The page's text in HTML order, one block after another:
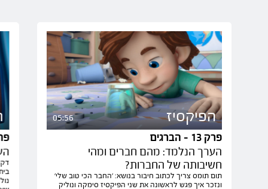
הפיקסיז 05:56
פרק 13 - הברגים
הערך הנלמד: מהם חברים ומהי
חשיבותה של החברות?
תום תומס צריך לכתוב חיבור בנושא: 'החבר הכי טוב שלי'
ונזכר איך פגש לראשונה את שני הפיקסיז סימקה ונוליק
פרק